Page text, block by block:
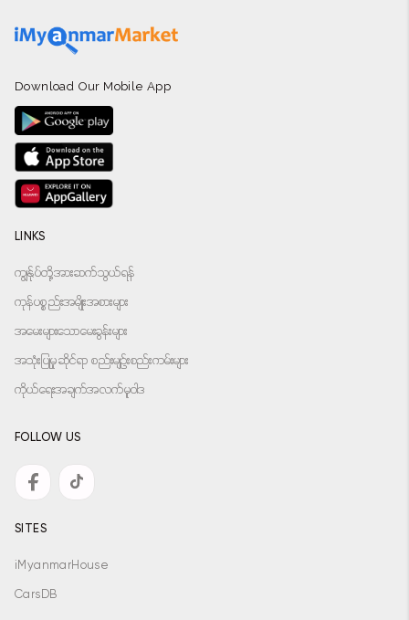
Download Our Mobile App
LINKS
ကျွန်ုပ်တို့အားဆက်သွယ်ရန်
ကုန်ပစ္စည်းအမျိုးအစားများ
အမေးများသောမေးခွန်းများ
အသုံးပြုမှုဆိုင်ရာ စည်းမျဉ်းစည်းကမ်းများ
ကိုယ်ရေးအချက်အလက်မူဝါဒ
FOLLOW US
SITES
iMyanmarHouse
CarsDB